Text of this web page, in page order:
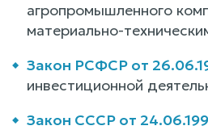
агропромышленного
материально-
Закон РСФСР от
инвестиционной
Закон СССР от